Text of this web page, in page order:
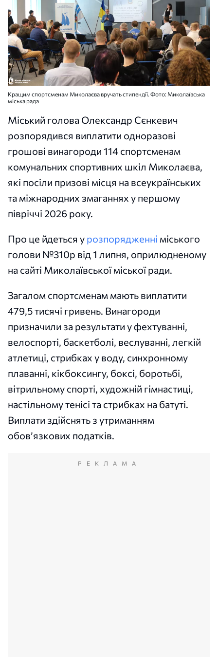
Кращим спортсменам Миколаєва вручать стипендії. Фото: Миколаївська
міська рада
Міський голова Олександр Сєнкевич
розпорядився виплатити одноразові
грошові винагороди 114 спортсменам
комунальних спортивних шкіл Миколаєва,
які посіли призові місця на всеукраїнських
та міжнародних змаганнях у першому
півріччі 2026 року.
Про це йдеться у розпорядженні міського
голови №310р від 1 липня, оприлюдненому
на сайті Миколаївської міської ради.
Загалом спортсменам мають виплатити
479,5 тисячі гривень. Винагороди
призначили за результати у фехтуванні,
велоспорті, баскетболі, веслуванні, легкій
атлетиці, стрибках у воду, синхронному
плаванні, кікбоксингу, боксі, боротьбі,
вітрильному спорті, художній гімнастиці,
настільному тенісі та стрибках на батуті.
Виплати здійснять з утриманням
обов’язкових податків.
РЕКЛАМА